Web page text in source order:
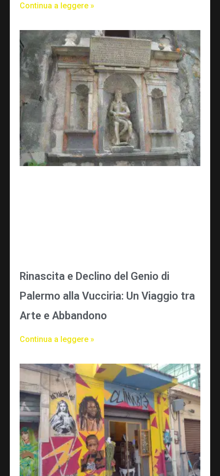
Continua a leggere »
Rinascita e Declino del Genio di
Palermo alla Vucciria: Un Viaggio tra
Arte e Abbandono
Continua a leggere »